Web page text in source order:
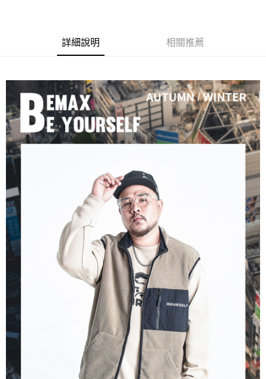
ATM／網路銀行／等多元方式進行付款，方視為交易完成。
※ 請注意：結帳手續完成當下不需立刻繳費，但若您需要取消訂單，請聯絡
購買商品的店家。未經商家同意取消之訂單仍視為有效，需透過AFTEE先享
※ 交易是否成功請以「AFTEE先享後付 」之結帳頁面顯示為準，若有關於
是否繳費成功／繳費後需取消欲退款等相關疑問，請聯繫「AFTEE先享後付
客戶支援中心」
https://netprotections.freshdesk.com/support/home
【注意事項】
１．透過由恩沛科技股份有限公司提供之「AFTEE先享後付」服務完成之交
易，需依本服務之必要範圍內提供個人資料，並將交易相關給付款項請求債
權轉讓予恩沛科技股份有限公司。
https://aftee.tw/terms/#terms3
３．未成年的使用者請事先徵得法定代理人或監護人之同意方可使用
「AFTEE先享後付」，若未經同意申辦者引起之損失，本公司不負相關責
任。
４．使用「AFTEE先享後付」時，將依據個別帳號之用戶狀況，依本公司即
時審查核予不同之上限額度；若仍有額度不足之情形，本公司將視審查結果
請求用戶進行身份認證。
５．嚴禁一人註冊多個帳號或使用他人資訊註冊。若發現惡意使用之情形，
恩沛科技股份有限公司將有權停止該用戶之使用額度並採取法律行動。
每筆NT$80，滿NT$1,200(含以上)免運費
詳細說明 相關推薦